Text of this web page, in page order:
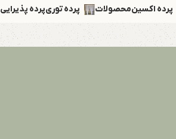
پرده اکسینمحصولات پرده توریپرده پذیرایی